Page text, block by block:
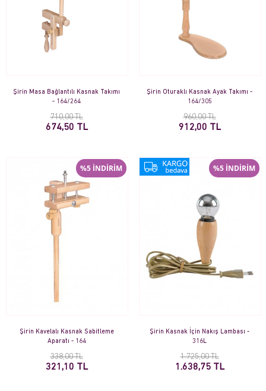
Şirin Masa Bağlantılı Kasnak Takımı
- 164/264
710,00 TL
674,50 TL
Şirin Oturaklı Kasnak Ayak Takımı -
164/305
960,00 TL
912,00 TL
%5 İNDİRİM
Şirin Kavelalı Kasnak Sabitleme
Aparatı - 164
338,00 TL
321,10 TL
%5 İNDİRİM
Şirin Kasnak İçin Nakış Lambası -
316L
1.725,00 TL
1.638,75 TL